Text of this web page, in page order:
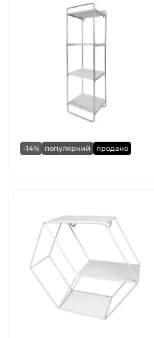
-14% популярний продано